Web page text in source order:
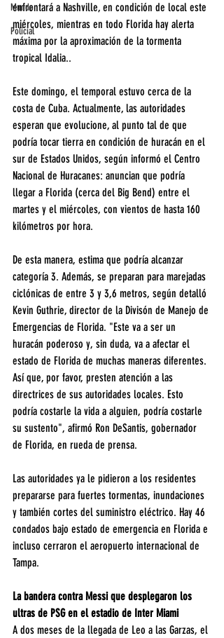
Mundo
Policial
enfrentará a Nashville, en condición de local este
miércoles, mientras en todo Florida hay alerta
máxima por la aproximación de la tormenta
tropical Idalia..
Este domingo, el temporal estuvo cerca de la
costa de Cuba. Actualmente, las autoridades
esperan que evolucione, al punto tal de que
podría tocar tierra en condición de huracán en el
sur de Estados Unidos, según informó el Centro
Nacional de Huracanes: anuncian que podría
llegar a Florida (cerca del Big Bend) entre el
martes y el miércoles, con vientos de hasta 160
kilómetros por hora.
De esta manera, estima que podría alcanzar
categoría 3. Además, se preparan para marejadas
ciclónicas de entre 3 y 3,6 metros, según detalló
Kevin Guthrie, director de la Divisón de Manejo de
Emergencias de Florida. "Este va a ser un
huracán poderoso y, sin duda, va a afectar el
estado de Florida de muchas maneras diferentes.
Así que, por favor, presten atención a las
directrices de sus autoridades locales. Esto
podría costarle la vida a alguien, podría costarle
su sustento", afirmó Ron DeSantis, gobernador
de Florida, en rueda de prensa.
Las autoridades ya le pidieron a los residentes
prepararse para fuertes tormentas, inundaciones
y también cortes del suministro eléctrico. Hay 46
condados bajo estado de emergencia en Florida e
incluso cerraron el aeropuerto internacional de
Tampa.
La bandera contra Messi que desplegaron los
ultras de PSG en el estadio de Inter Miami
A dos meses de la llegada de Leo a las Garzas, el